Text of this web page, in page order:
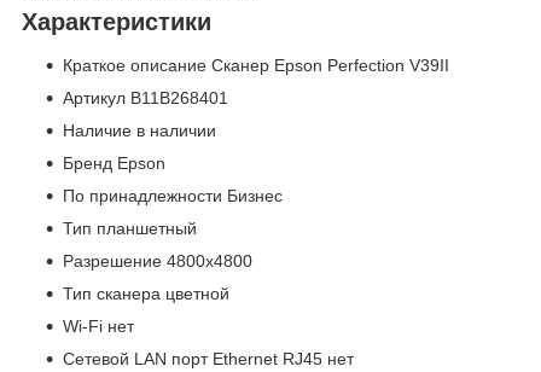
Характеристики
Краткое описание Сканер Epson Perfection V39II
Артикул B11B268401
Наличие в наличии
Бренд Epson
По принадлежности Бизнес
Тип планшетный
Разрешение 4800x4800
Тип сканера цветной
Wi-Fi нет
Сетевой LAN порт Ethernet RJ45 нет